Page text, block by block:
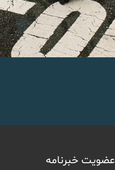
عضویت خبرنامه